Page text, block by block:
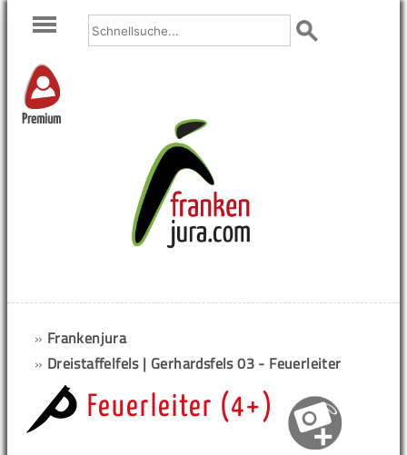
Premium
» Frankenjura
» Dreistaffelfels | Gerhardsfels 03 - Feuerleiter
Feuerleiter (4+)